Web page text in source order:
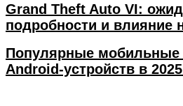
Grand Theft Auto VI:
подробности и влияние
Популярные мобильные
Android-устройств в